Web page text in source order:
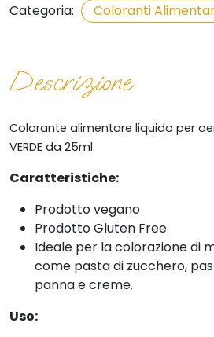
Categoria: Coloranti
Descrizione
Colorante alimentare liquido per
VERDE da 25ml.
Caratteristiche:
Prodotto vegano
Prodotto Gluten Free
Ideale per la colorazione di
come pasta di zucchero,
panna e creme.
Uso: